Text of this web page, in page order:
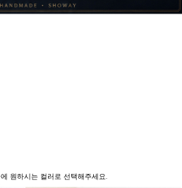
원하시는 컬러로 선택해주세요.